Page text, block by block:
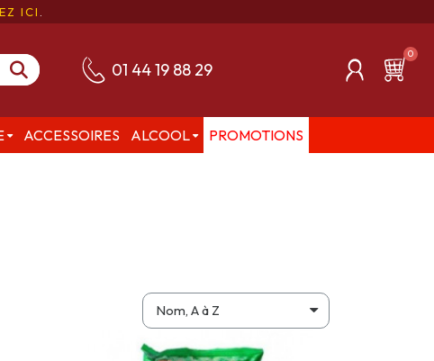
ICI
01 44 19 88 29
ACCESSOIRES ALCOOL PROMOTIONS